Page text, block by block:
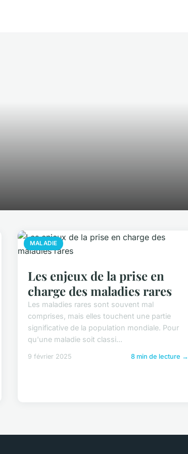
MALADIE
Les enjeux de la prise en
charge des maladies rares
Les maladies rares sont souvent mal
comprises, mais elles touchent une partie
significative de la population mondiale. Pour
qu'une maladie soit classi...
9 février 2025 8 min de lecture →